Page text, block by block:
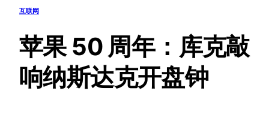
互联网
苹果 50 周年：库克敲
响纳斯达克开盘钟